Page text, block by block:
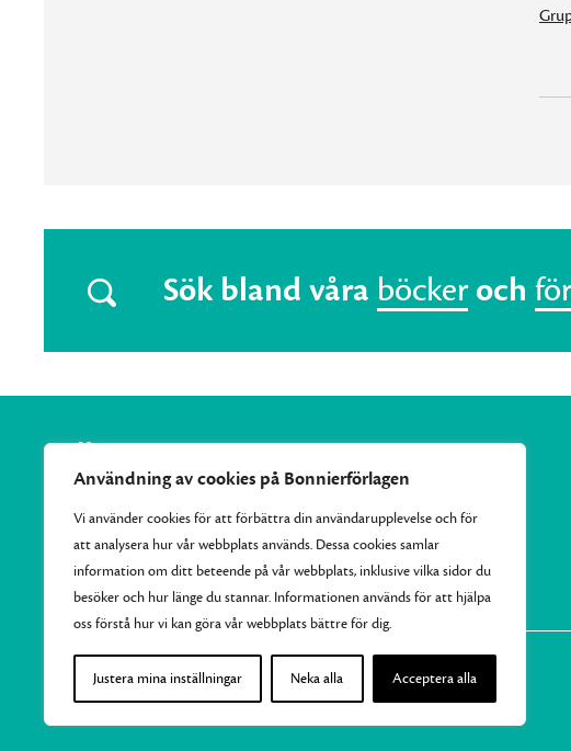
Användning av cookies på Bonnierförlagen
Vi använder cookies för att förbättra din användarupplevelse och för
att analysera hur vår webbplats används. Dessa cookies samlar
information om ditt beteende på vår webbplats, inklusive vilka sidor du
besöker och hur länge du stannar. Informationen används för att hjälpa
oss förstå hur vi kan göra vår webbplats bättre för dig.
Justera mina inställningar Neka alla Acceptera alla
Sök bland våra böcker och
Vi samlar Bonnierförlagens pocketutgivning och ger varje
månad ut 10–15 nya efterlängtade titlar.